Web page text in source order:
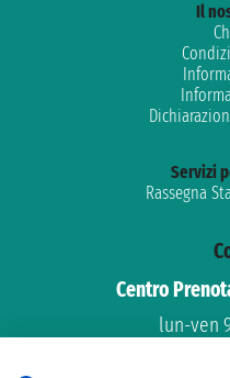
Il
Servizi
Rassegna
Centro
lun-ven